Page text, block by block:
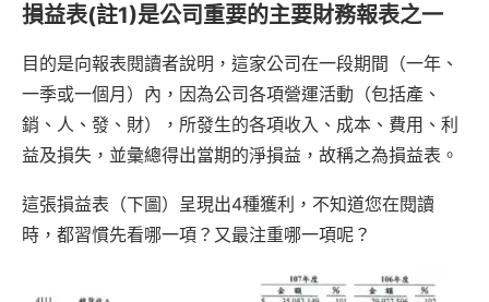
損益表(註1)是公司重要的主要財務報表之一
目的是向報表閱讀者說明，這家公司在一段期間（一年、
一季或一個月）內，因為公司各項營運活動（包括產、
銷、人、發、財），所發生的各項收入、成本、費用、利
益及損失，並彙總得出當期的淨損益，故稱之為損益表。
這張損益表（下圖）呈現出4種獲利，不知道您在閱讀
時，都習慣先看哪一項？又最注重哪一項呢？